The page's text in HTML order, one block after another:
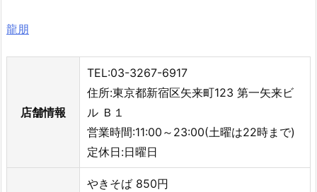
龍朋
店舗情報
TEL:03-3267-6917
住所:東京都新宿区矢来町123 第一矢来ビ
ル Ｂ１
営業時間:11:00～23:00(土曜は22時まで)
定休日:日曜日
やきそば 850円